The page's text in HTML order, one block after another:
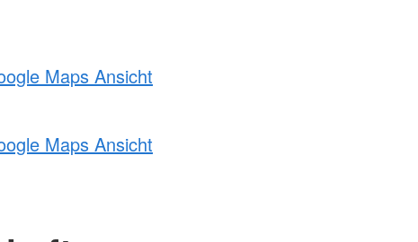
Maps Ansicht
Maps Ansicht